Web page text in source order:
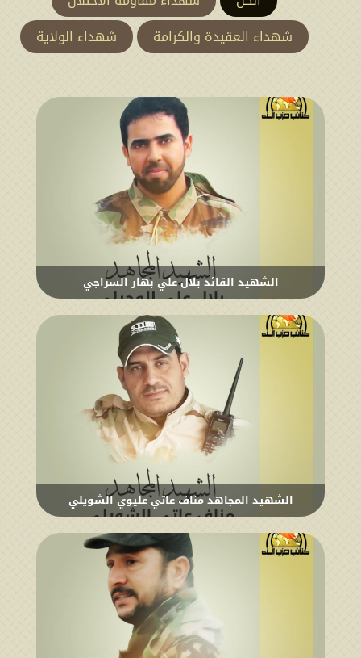
شهداء العقيدة والكرامة
شهداء الولاية
الشهيد القائد بلال علي بهار السراجي
الشهيد المجاهد مناف عاتي عليوي الشويلي